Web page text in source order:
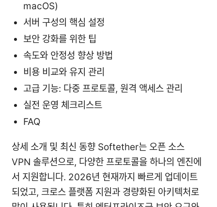
macOS)
서버 구성의 핵심 설정
보안 강화를 위한 팁
속도와 안정성 향상 방법
비용 비교와 유지 관리
고급 기능: 다중 프로토콜, 원격 액세스 관리
실전 운영 체크리스트
FAQ
상세 소개 및 최신 동향 Softether는 오픈 소스
VPN 솔루션으로, 다양한 프로토콜을 하나의 엔진에
서 지원합니다. 2026년 현재까지 빠르게 업데이트
되었고, 크로스 플랫폼 지원과 경량화된 아키텍처로